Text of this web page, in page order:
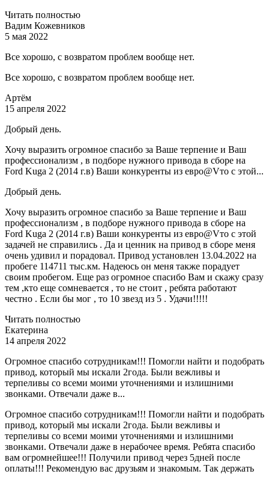
Читать полностью
Вадим Кожевников
5 мая 2022
Все хорошо, с возвратом проблем вообще нет.
Все хорошо, с возвратом проблем вообще нет.
Артём
15 апреля 2022
Добрый день.
Хочу выразить огромное спасибо за Ваше терпение и Ваш
профессионализм , в подборе нужного привода в сборе на
Ford Kuga 2 (2014 г.в) Ваши конкуренты из евро@Vто с этой...
Добрый день.
Хочу выразить огромное спасибо за Ваше терпение и Ваш
профессионализм , в подборе нужного привода в сборе на
Ford Kuga 2 (2014 г.в) Ваши конкуренты из евро@Vто с этой
задачей не справились . Да и ценник на привод в сборе меня
очень удивил и порадовал. Привод установлен 13.04.2022 на
пробеге 114711 тыс.км. Надеюсь он меня также порадует
своим пробегом. Еще раз огромное спасибо Вам и скажу сразу
тем ,кто еще сомневается , то не стоит , ребята работают
честно . Если бы мог , то 10 звезд из 5 . Удачи!!!!!
Читать полностью
Екатерина
14 апреля 2022
Огромное спасибо сотрудникам!!! Помогли найти и подобрать
привод, который мы искали 2года. Были вежливы и
терпеливы со всеми моими уточнениями и излишними
звонками. Отвечали даже в...
Огромное спасибо сотрудникам!!! Помогли найти и подобрать
привод, который мы искали 2года. Были вежливы и
терпеливы со всеми моими уточнениями и излишними
звонками. Отвечали даже в нерабочее время. Ребята спасибо
вам огромнейшее!!! Получили привод через 5дней после
оплаты!!! Рекомендую вас друзьям и знакомым. Так держать